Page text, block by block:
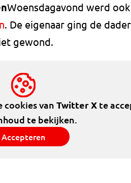
Woensdagavond werd ook
. De eigenaar ging de
gewond.
cookies van Twitter Xte
te bekijken.
Accepteren